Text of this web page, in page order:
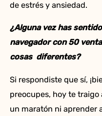
de estrés y ansiedad.
¿Alguna vez has
navegador con 50
cosas diferentes?
Si respondiste que sí,
preocupes, hoy te
un maratón ni aprender